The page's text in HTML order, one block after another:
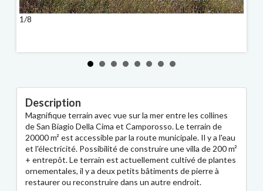
1/8
Description
Magnifique terrain avec vue sur la mer entre les collines
de San Biagio Della Cima et Camporosso. Le terrain de
20000 m² est accessible par la route municipale. Il y a l'eau
et l'électricité. Possibilité de construire une villa de 200 m²
+ entrepôt. Le terrain est actuellement cultivé de plantes
ornementales, il y a deux petits bâtiments de pierre à
restaurer ou reconstruire dans un autre endroit.